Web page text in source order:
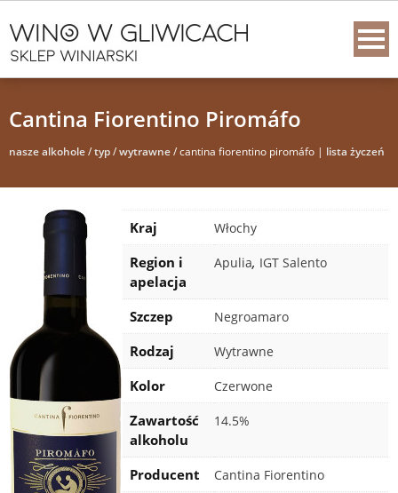
Cantina Fiorentino Piromáfo
nasze alkohole/typ/wytrawne/ cantina fiorentino piromáfo | lista życzeń
Kraj Włochy
Region i
apelacja
Apulia, IGT Salento
Szczep Negroamaro
Rodzaj Wytrawne
Kolor Czerwone
Zawartość
alkoholu
14.5%
Producent Cantina Fiorentino